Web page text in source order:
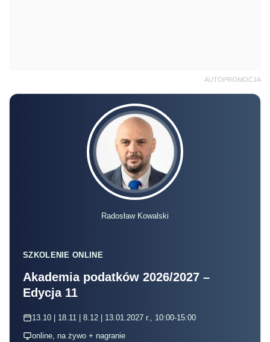
AUTOPROMOCJA
Radosław Kowalski
SZKOLENIE ONLINE
Akademia podatków 2026/2027 –
Edycja 11
13.10 | 18.11 | 8.12 | 13.01.2027 r., 10:00-15:00
online, na żywo + nagranie